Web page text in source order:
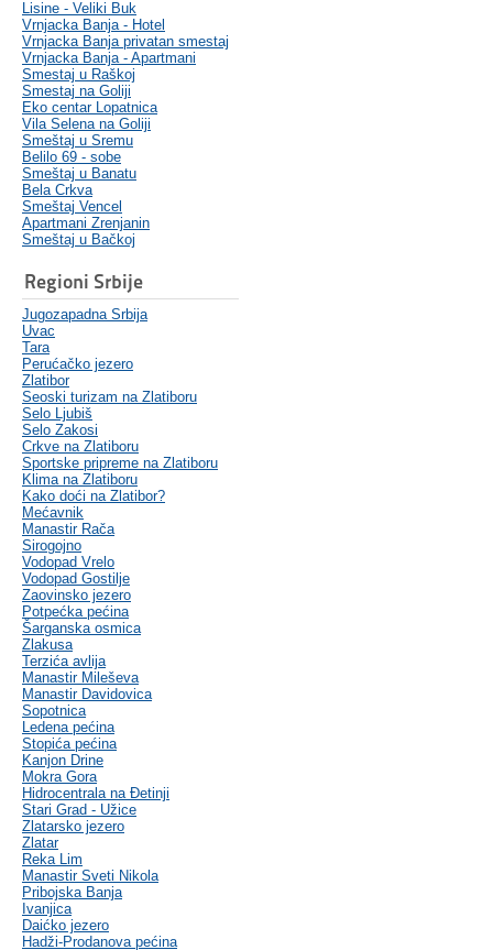
Lisine - Veliki Buk
Vrnjacka Banja - Hotel
Vrnjacka Banja privatan smestaj
Vrnjacka Banja - Apartmani
Smestaj u Raškoj
Smestaj na Goliji
Eko centar Lopatnica
Vila Selena na Goliji
Smeštaj u Sremu
Belilo 69 - sobe
Smeštaj u Banatu
Bela Crkva
Smeštaj Vencel
Apartmani Zrenjanin
Smeštaj u Bačkoj
Regioni Srbije
Jugozapadna Srbija
Uvac
Tara
Perućačko jezero
Zlatibor
Seoski turizam na Zlatiboru
Selo Ljubiš
Selo Zakosi
Crkve na Zlatiboru
Sportske pripreme na Zlatiboru
Klima na Zlatiboru
Kako doći na Zlatibor?
Mećavnik
Manastir Rača
Sirogojno
Vodopad Vrelo
Vodopad Gostilje
Zaovinsko jezero
Potpećka pećina
Šarganska osmica
Zlakusa
Terzića avlija
Manastir Mileševa
Manastir Davidovica
Sopotnica
Ledena pećina
Stopića pećina
Kanjon Drine
Mokra Gora
Hidrocentrala na Đetinji
Stari Grad - Užice
Zlatarsko jezero
Zlatar
Reka Lim
Manastir Sveti Nikola
Pribojska Banja
Ivanjica
Daićko jezero
Hadži-Prodanova pećina